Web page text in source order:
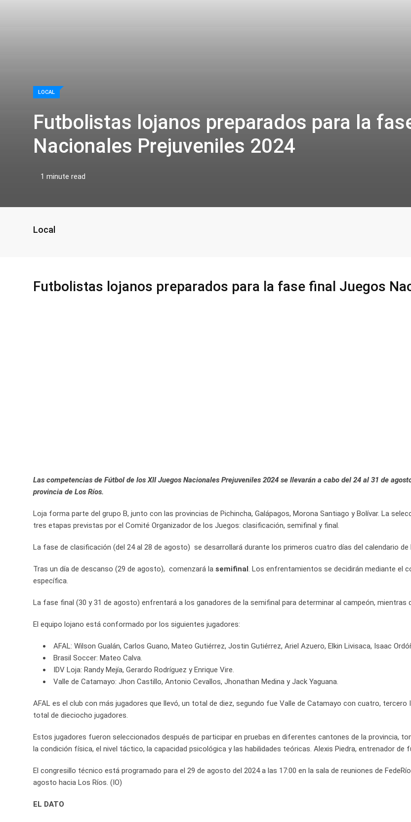
LOCAL
Futbolistas lojanos preparados para la
Nacionales Prejuveniles 2024
1 minute read
Local
Futbolistas lojanos preparados para la fase final Juegos
Las competencias de Fútbol de los XII Juegos Nacionales Prejuveniles 2024 se llevarán a cabo del 24 al 31 de
provincia de Los Ríos.
Loja forma parte del grupo B, junto con las provincias de Pichincha, Galápagos, Morona Santiago y Bolívar. La
tres etapas previstas por el Comité Organizador de los Juegos: clasificación, semifinal y final.
La fase de clasificación (del 24 al 28 de agosto) se desarrollará durante los primeros cuatro días del calendario
Tras un día de descanso (29 de agosto), comenzará la semifinal. Los enfrentamientos se decidirán mediante el
específica.
La fase final (30 y 31 de agosto) enfrentará a los ganadores de la semifinal para determinar al campeón, mientras
El equipo lojano está conformado por los siguientes jugadores:
AFAL: Wilson Gualán, Carlos Guano, Mateo Gutiérrez, Jostin Gutiérrez, Ariel Azuero, Elkin Livisaca, Isaac
Brasil Soccer: Mateo Calva.
IDV Loja: Randy Mejía, Gerardo Rodríguez y Enrique Vire.
Valle de Catamayo: Jhon Castillo, Antonio Cevallos, Jhonathan Medina y Jack Yaguana.
AFAL es el club con más jugadores que llevó, un total de diez, segundo fue Valle de Catamayo con cuatro,
total de dieciocho jugadores.
Estos jugadores fueron seleccionados después de participar en pruebas en diferentes cantones de la provincia,
la condición física, el nivel táctico, la capacidad psicológica y las habilidades teóricas. Alexis Piedra, entrenador
El congresillo técnico está programado para el 29 de agosto del 2024 a las 17:00 en la sala de reuniones de
agosto hacia Los Ríos. (IO)
EL DATO